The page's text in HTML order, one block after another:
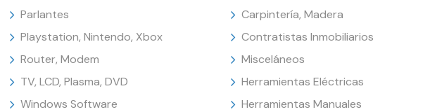
Parlantes
Playstation, Nintendo, Xbox
Router, Modem
TV, LCD, Plasma, DVD
Windows Software
Carpintería, Madera
Contratistas Inmobiliarios
Misceláneos
Herramientas Eléctricas
Herramientas Manuales